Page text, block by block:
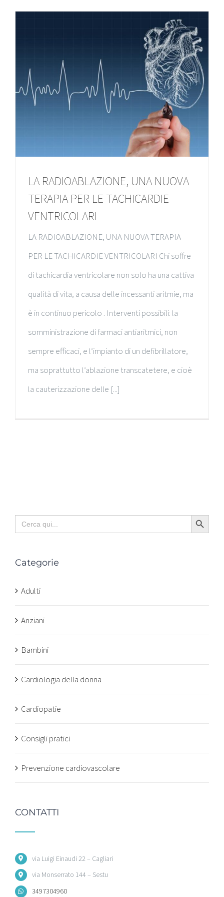
LA RADIOABLAZIONE, UNA NUOVA
TERAPIA PER LE TACHICARDIE
VENTRICOLARI
LA RADIOABLAZIONE, UNA NUOVA TERAPIA
PER LE TACHICARDIE VENTRICOLARI Chi soffre
di tachicardia ventricolare non solo ha una cattiva
qualità di vita, a causa delle incessanti aritmie, ma
è in continuo pericolo . Interventi possibili: la
somministrazione di farmaci antiaritmici, non
sempre efficaci, e l’impianto di un defibrillatore,
ma soprattutto l’ablazione transcatetere, e cioè
la cauterizzazione delle [...]
Search
for:
Search Button
Categorie
Adulti
Anziani
Bambini
Cardiologia della donna
Cardiopatie
Consigli pratici
Prevenzione cardiovascolare
CONTATTI
via Luigi Einaudi 22 – Cagliari
via Monserrato 144 – Sestu
3497304960